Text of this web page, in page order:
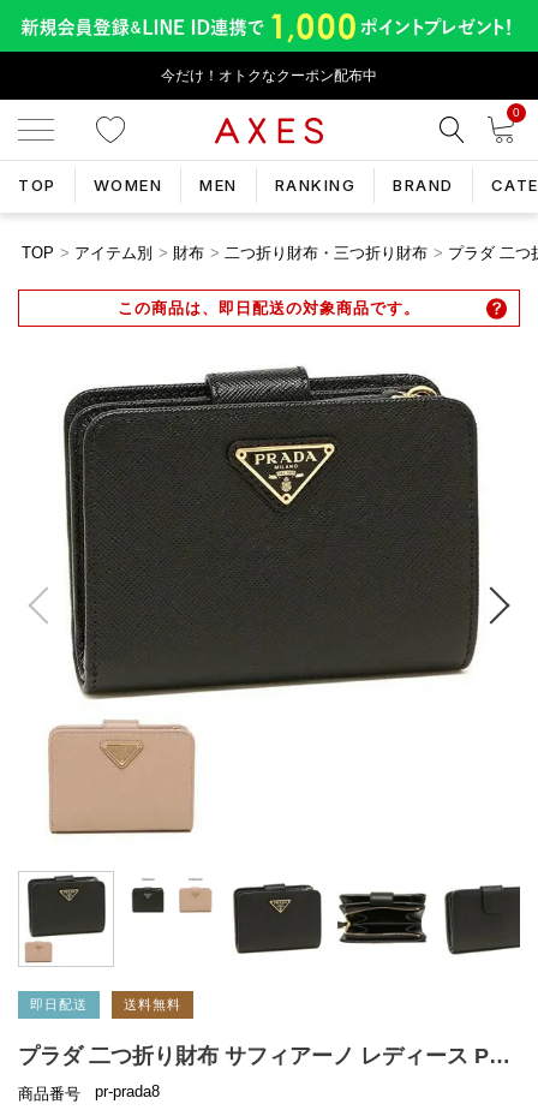
今だけ！オトクなクーポン配布中
0
TOP WOMEN MEN RANKING BRAND
TOP アイテム別 財布 二つ折り財布・三つ折り財布 プラダ 二つ
この商品は、即日配送の対象商品です。
即日配送 送料無料
プラダ 二つ折り財布 サフィアーノ レディース PRADA 1ML018 QHH
商品番号 pr-prada8